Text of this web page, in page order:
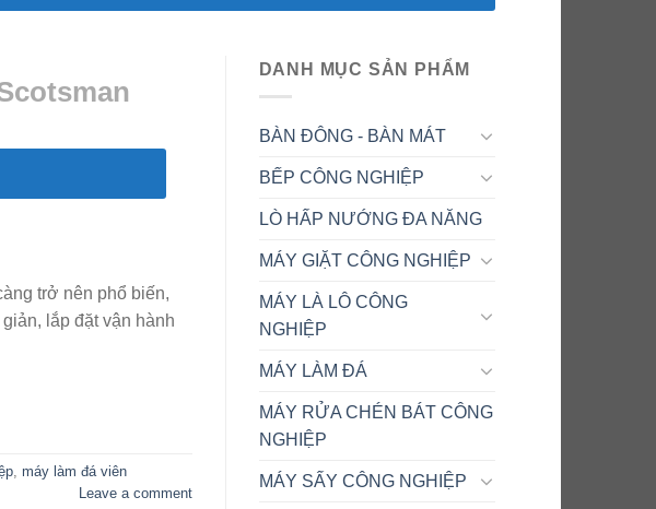
trở nên phổ biến,
lắp đặt vận hành
, máy làm đá viên
Leave a comment
DANH MỤC SẢN PHẨM
BÀN ĐÔNG - BÀN MÁT
BẾP CÔNG NGHIỆP
LÒ HẤP NƯỚNG ĐA NĂNG
MÁY GIẶT CÔNG NGHIỆP
MÁY LÀ LÔ CÔNG
NGHIỆP
MÁY LÀM ĐÁ
MÁY RỬA CHÉN BÁT CÔNG
NGHIỆP
MÁY SẤY CÔNG NGHIỆP